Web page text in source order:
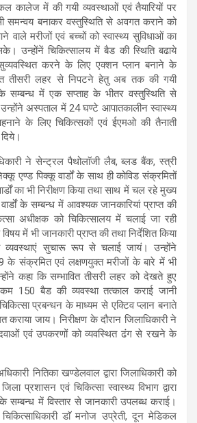
कालेज में की गयी व्यवस्थाओं एवं तैयारियों पर
समन्वय बनाकर वस्तुस्थिति से अवगत कराने को
वाले मरीजों एवं बच्चों को स्वास्थ्य सुविधाओं का
उन्होंनें चिकित्सालय में बैड की स्थिति बढाये
करने के लिए एक्शन प्लान बनाने के
तीसरी लहर से निपटने हेतु अब तक की गयी
के सम्बन्ध में एक सप्ताह के भीतर वस्तुस्थिति से
अस्पताल में 24 घण्टे आपातकालीन स्वास्थ्य
के लिए चिकित्सकों एवं ईएमओ की तैनाती
ने सेन्ट्रल पैथोलाॅजी लैब, ब्लड बैंक, स्त्री
एण्ड पिक्कू वार्डों के साथ ही कोविड संक्रमितों
का भी निरीक्षण किया तथा साथ में चल रहे मुख्य
के सम्बन्ध में आवश्यक जानकारियां प्राप्त की
अधीक्षक को चिकित्सालय में चलाई जा रही
में भी जानकारी प्राप्त की तथा निर्देशित किया
व्यवस्थाएं सुचारू रूप से चलाई जायं। उन्होंने
के संक्रमित एवं लक्षणयुक्त मरीजों के बारे में भी
कहा कि सम्भावित तीसरी लहर को देखते हुए
150 बैड की व्यवस्था तत्काल कराई जानी
प्रबन्धन के माध्यम से एक्टिव प्लान बनाते
जाय। निरीक्षण के दौरान जिलाधिकारी ने
एवं उपकरणों को व्यवस्थित ढंग से रखने के
नितिका खण्डेलवाल द्वारा जिलाधिकारी को
प्रशासन एवं चिकित्सा स्वास्थ्य विभाग द्वारा
सम्बन्ध में विस्तार से जानकारी उपलब्ध कराई।
डाॅ मनोज उप्रेती, दून मेडिकल